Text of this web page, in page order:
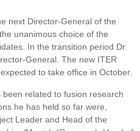
next Director-General of the
unanimous choice of the
In the transition period Dr.
General. The new ITER
to take office in October.
related to fusion research
he has held so far were,
Leader and Head of the